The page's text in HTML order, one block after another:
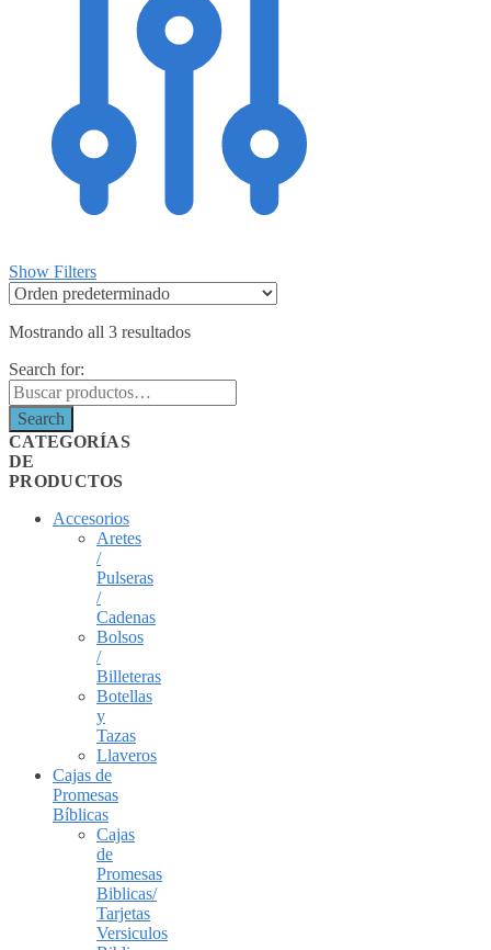
Show Filters
Mostrando all 3 resultados
Search for:
Search
CATEGORÍAS
DE
PRODUCTOS
Accesorios
Aretes
/
Pulseras
/
Cadenas
Bolsos
/
Billeteras
Botellas
y
Tazas
Llaveros
Cajas de
Promesas
Bíblicas
Cajas
de
Promesas
Biblicas/
Tarjetas
Versiculos